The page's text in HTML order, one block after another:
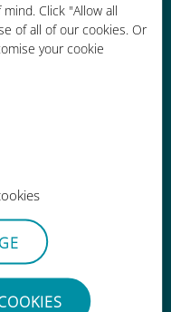
Click "Allow all
of all of our cookies. Or
your cookie
購入
くても、
き差しする
ん